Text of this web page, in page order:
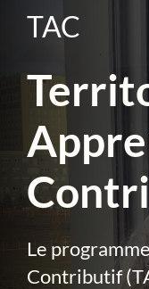
TAC
Le
Contributif